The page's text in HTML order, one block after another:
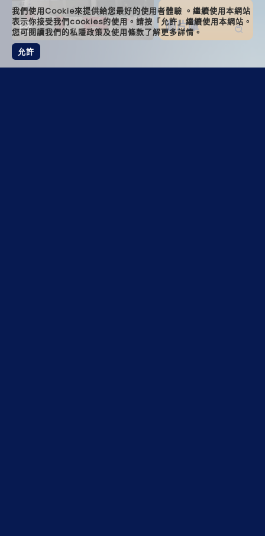
我們使用Cookie來提供給您最好的使用者體驗 。繼續使用本網站
表示你接受我們cookies的使用。請按「允許」繼續使用本網站。
您可閱讀我們的私隱政策及使用條款了解更多詳情。
允許
圖片庫